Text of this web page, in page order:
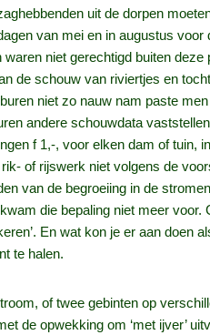
uit de dorpen
van mei en in augustus
niet gerechtigd buiten
de schouw van riviertjes en
niet zo nauw nam paste
andere schouwdata
f 1,-, voor elken dam of tuin,
of rijswerk niet volgens de
van de begroeiing in de
die bepaling niet meer voor.
En wat kon je er aan doen
te halen.
of twee gebinten op
de opwekking om ‘met ijver’